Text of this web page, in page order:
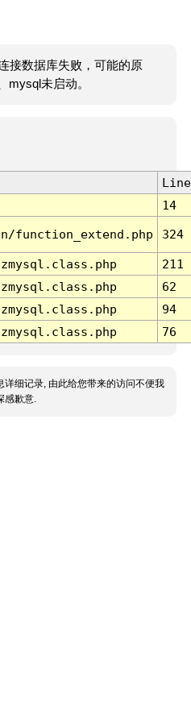
接数据库失败，可能的原
mysql未启动。
Line
14
function_extend.php 324
211
62
94
76
详细记录, 由此给您带来的访问不便我
感歉意.